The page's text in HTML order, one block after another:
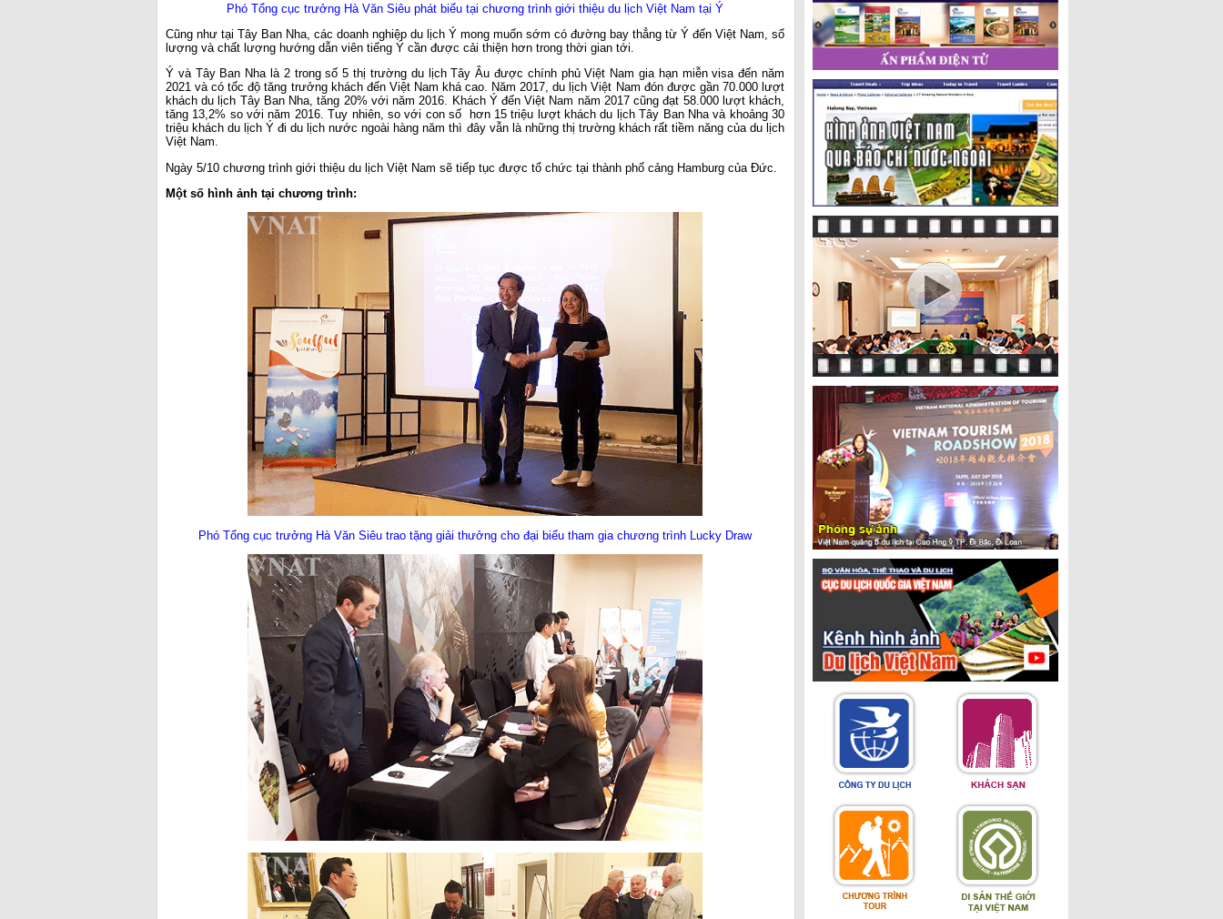
Phó Tổng cục trưởng Hà Văn Siêu phát biểu tại chương trình giới thiệu du lịch Việt Nam tại Ý
Cũng như tại Tây Ban Nha, các doanh nghiệp du lịch Ý mong muốn sớm có đường bay thẳng từ Ý đến Việt Nam, số
lượng và chất lượng hướng dẫn viên tiếng Ý cần được cải thiện hơn trong thời gian tới.
Ý và Tây Ban Nha là 2 trong số 5 thị trường du lịch Tây Âu được chính phủ Việt Nam gia hạn miễn visa đến năm
2021 và có tốc độ tăng trưởng khách đến Việt Nam khá cao. Năm 2017, du lịch Việt Nam đón được gần 70.000 lượt
khách du lịch Tây Ban Nha, tăng 20% với năm 2016. Khách Ý đến Việt Nam năm 2017 cũng đạt 58.000 lượt khách,
tăng 13,2% so với năm 2016. Tuy nhiên, so với con số hơn 15 triệu lượt khách du lịch Tây Ban Nha và khoảng 30
triệu khách du lịch Ý đi du lịch nước ngoài hàng năm thì đây vẫn là những thị trường khách rất tiềm năng của du lịch
Việt Nam.
Ngày 5/10 chương trình giới thiệu du lịch Việt Nam sẽ tiếp tục được tổ chức tại thành phố cảng Hamburg của Đức.
Một số hình ảnh tại chương trình:
Phó Tổng cục trưởng Hà Văn Siêu trao tặng giải thưởng cho đại biểu tham gia chương trình Lucky Draw